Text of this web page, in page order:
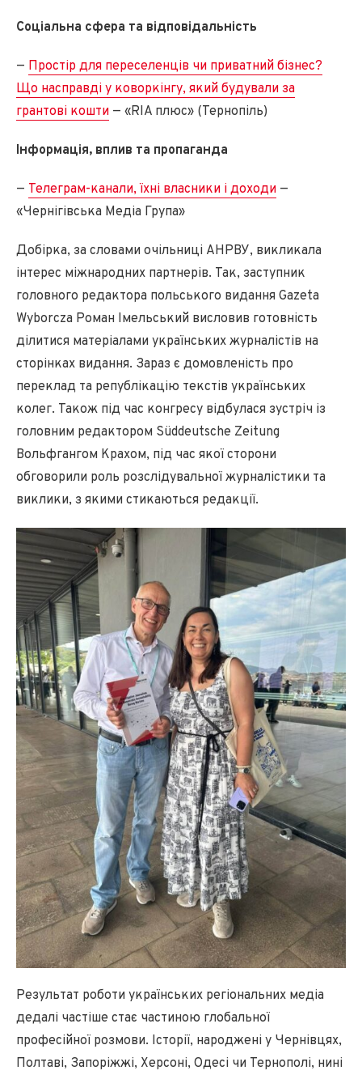
Соціальна сфера та відповідальність
— Простір для переселенців чи приватний бізнес?
Що насправді у коворкінгу, який будували за
грантові кошти — «RIA плюс» (Тернопіль)
Інформація, вплив та пропаганда
— Телеграм-канали, їхні власники і доходи —
«Чернігівська Медіа Група»
Добірка, за словами очільниці АНРВУ, викликала
інтерес міжнародних партнерів. Так, заступник
головного редактора польського видання Gazeta
Wyborcza Роман Імельський висловив готовність
ділитися матеріалами українських журналістів на
сторінках видання. Зараз є домовленість про
переклад та републікацію текстів українських
колег. Також під час конгресу відбулася зустріч із
головним редактором Süddeutsche Zeitung
Вольфгангом Крахом, під час якої сторони
обговорили роль розслідувальної журналістики та
виклики, з якими стикаються редакції.
Результат роботи українських регіональних медіа
дедалі частіше стає частиною глобальної
професійної розмови. Історії, народжені у Чернівцях,
Полтаві, Запоріжжі, Херсоні, Одесі чи Тернополі, нині